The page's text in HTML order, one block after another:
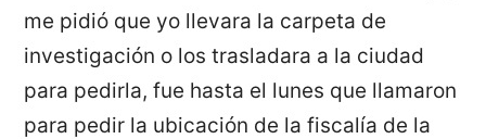
me pidió que yo llevara la carpeta de
investigación o los trasladara a la ciudad
para pedirla, fue hasta el lunes que llamaron
para pedir la ubicación de la fiscalía de la